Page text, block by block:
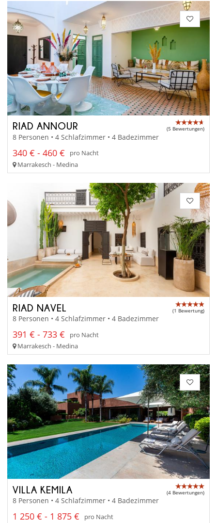
RIAD ANNOUR (5 Bewertungen)
8 Personen • 4 Schlafzimmer • 4 Badezimmer
340 € - 460 €
pro Nacht
Marrakesch - Medina
RIAD NAVEL (1 Bewertung)
8 Personen • 4 Schlafzimmer • 4 Badezimmer
391 € - 733 €
pro Nacht
Marrakesch - Medina
VILLA KEMILA (4 Bewertungen)
8 Personen • 4 Schlafzimmer • 4 Badezimmer
1 250 € - 1 875 €
pro Nacht